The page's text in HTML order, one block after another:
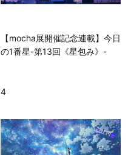
【mocha展開催記念連載】今日
の1番星-第13回《星包み》-
4